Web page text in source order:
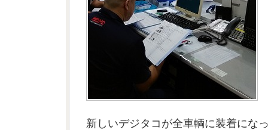
新しいデジタコが全車輌に装着にな